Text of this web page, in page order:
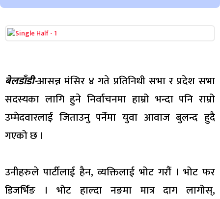
बेलडाँडी-आसन्न मंसिर ४ गते प्रतिनिधी सभा र प्रदेश सभा
सदस्यका लागि हुने निर्वाचनमा हाम्रो भन्दा पनि राम्रो
उम्मेदवारलाई जिताउनु पर्नेमा युवा आवाज बुलन्द हुदै
गएको छ ।
उनीहरुले पार्टीलाई हैन, व्यक्तिलाई भोट गरौं । भोट फर
डिजर्भिङ । भोट हाल्दा नङमा मात्र दाग लागोस्,